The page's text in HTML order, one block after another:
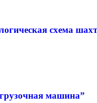
схема
машина”